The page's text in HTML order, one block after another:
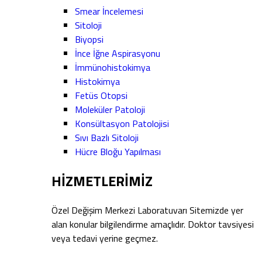
Smear İncelemesi
Sitoloji
Biyopsi
İnce İğne Aspirasyonu
İmmünohistokimya
Histokimya
Fetüs Otopsi
Moleküler Patoloji
Konsültasyon Patolojisi
Sıvı Bazlı Sitoloji
Hücre Bloğu Yapılması
HİZMETLERİMİZ
Özel Değişim Merkezi Laboratuvarı Sitemizde yer
alan konular bilgilendirme amaçlıdır. Doktor tavsiyesi
veya tedavi yerine geçmez.